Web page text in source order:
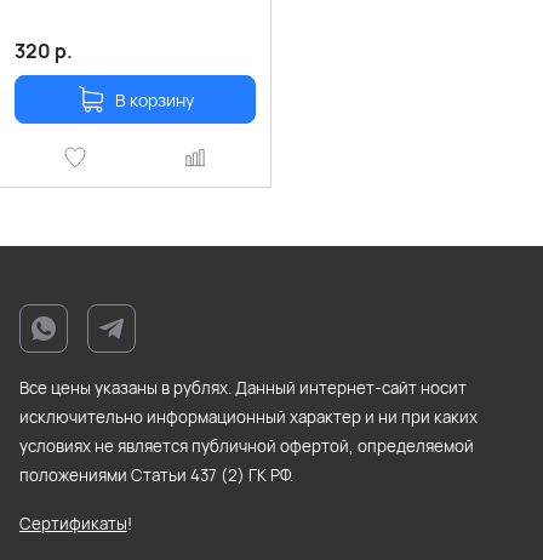
320 р.
В корзину
Все цены указаны в рублях. Данный интернет-сайт носит
исключительно информационный характер и ни при каких
условиях не является публичной офертой, определяемой
положениями Статьи 437 (2) ГK РФ.
Сертификаты!